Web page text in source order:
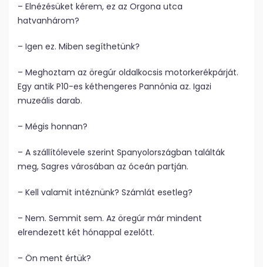
– Elnézésüket kérem, ez az Orgona utca
hatvanhárom?
– Igen ez. Miben segíthetünk?
– Meghoztam az öregúr oldalkocsis motorkerékpárját.
Egy antik P10-es kéthengeres Pannónia az. Igazi
muzeális darab.
– Mégis honnan?
– A szállítólevele szerint Spanyolországban találták
meg, Sagres városában az óceán partján.
– Kell valamit intéznünk? Számlát esetleg?
– Nem. Semmit sem. Az öregúr már mindent
elrendezett két hónappal ezelőtt.
– Ön ment értük?